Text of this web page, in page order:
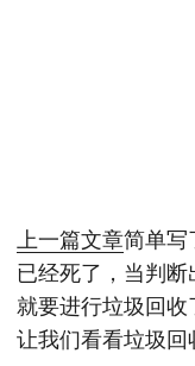
上一篇文章简单写
已经死了，当判
就要进行垃圾回
让我们看看垃圾回